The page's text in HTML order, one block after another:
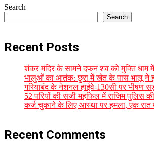
Search
Search
Recent Posts
शंकर मंदिर के सामने दफन शव को मुक्ति धाम में
भालुओं का आतंक: छुरा में खेत के पास भालू ने
गरियाबंद के नेशनल हाईवे-130सी पर भीषण
52 परियों की सजी महफिल में राजिम पुलिस
कर्ज चुकाने के लिए आस्था पर हमला, एक रात
Recent Comments